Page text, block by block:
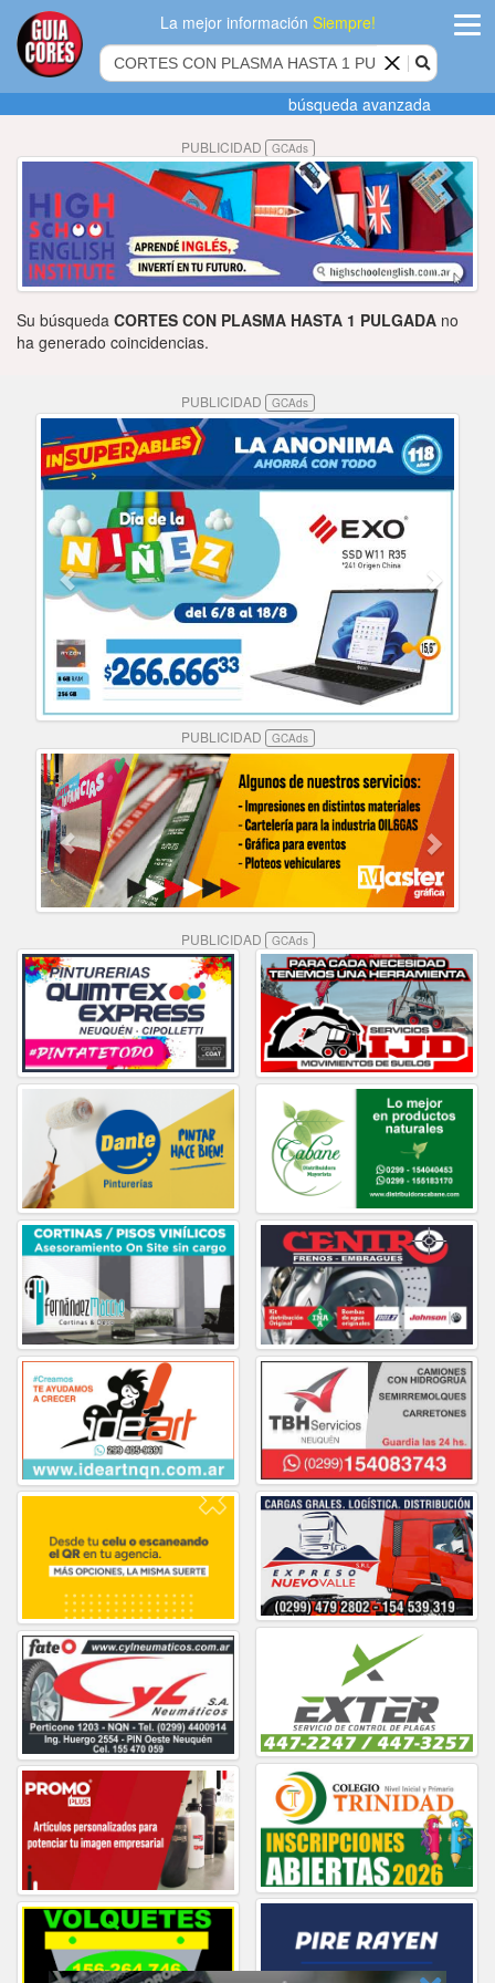
La mejor informaciónSiempre!
Agregar
empresa
Actualizar
datos
Publicidad
Contactenos
búsqueda avanzada
PUBLICIDAD GCAds
Su búsqueda CORTES CON PLASMA HASTA 1 PULGADA no
ha generado coincidencias.
PUBLICIDAD GCAds
PUBLICIDAD GCAds
PUBLICIDAD GCAds